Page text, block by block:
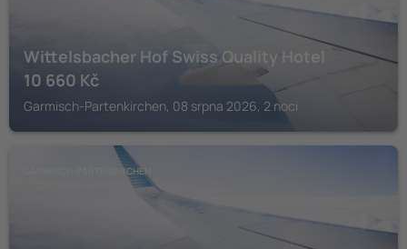
Wittelsbacher Hof Swiss Quality Hotel
10 660 Kč
Garmisch-Partenkirchen, 08 srpna 2026, 2 noci
GARMISCH-PARTENKIRCHEN